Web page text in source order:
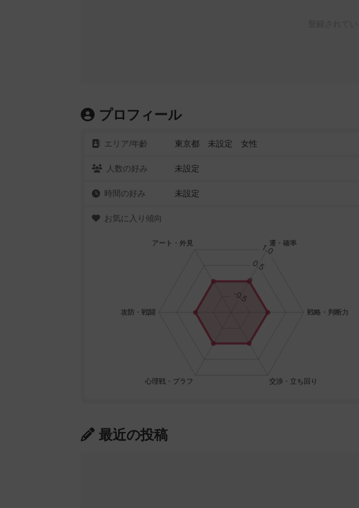
プロフィール
エリア/年齡 東京都 未設定 女性
人数の好み 未設定
時間の好み 未設定
お気に入り傾向
最近の投稿